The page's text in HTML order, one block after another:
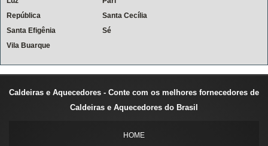
República
Santa Cecília
Santa Efigênia
Sé
Vila Buarque
Caldeiras e Aquecedores - Conte com os melhores fornecedores de
Caldeiras e Aquecedores do Brasil
HOME